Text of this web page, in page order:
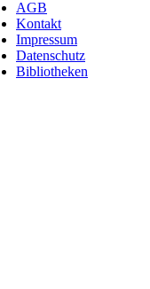
AGB
Kontakt
Impressum
Datenschutz
Bibliotheken